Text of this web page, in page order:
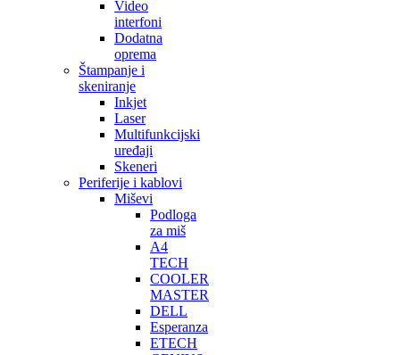
Video
interfoni
Dodatna
oprema
Štampanje i
skeniranje
Inkjet
Laser
Multifunkcijski
uređaji
Skeneri
Periferije i kablovi
Miševi
Podloga
za miš
A4
TECH
COOLER
MASTER
DELL
Esperanza
ETECH